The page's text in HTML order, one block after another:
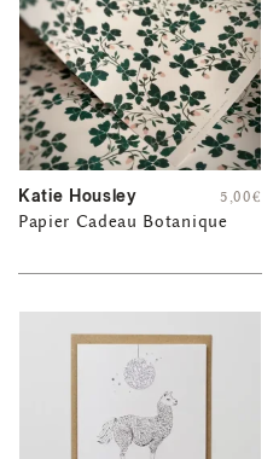
Katie Housley
Papier Cadeau Botanique
5,00€